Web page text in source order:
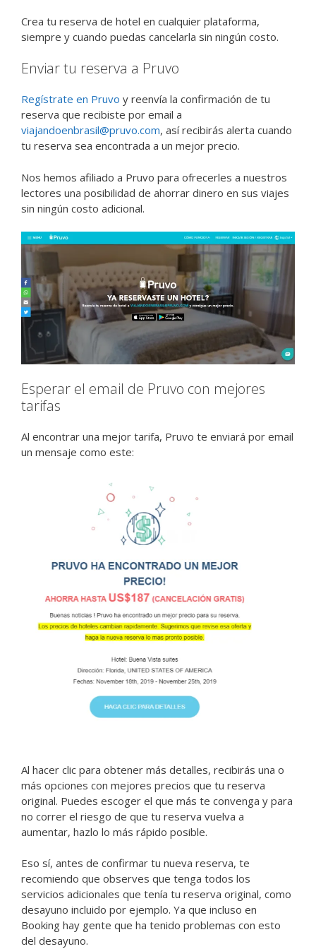
Crea tu reserva de hotel en cualquier plataforma,
siempre y cuando puedas cancelarla sin ningún costo.
Enviar tu reserva a Pruvo
Regístrate en Pruvo y reenvía la confirmación de tu
reserva que recibiste por email a
viajandoenbrasil@pruvo.com, así recibirás alerta cuando
tu reserva sea encontrada a un mejor precio.
Nos hemos afiliado a Pruvo para ofrecerles a nuestros
lectores una posibilidad de ahorrar dinero en sus viajes
sin ningún costo adicional.
Esperar el email de Pruvo con mejores
tarifas
Al encontrar una mejor tarifa, Pruvo te enviará por email
un mensaje como este:
Al hacer clic para obtener más detalles, recibirás una o
más opciones con mejores precios que tu reserva
original. Puedes escoger el que más te convenga y para
no correr el riesgo de que tu reserva vuelva a
aumentar, hazlo lo más rápido posible.
Eso sí, antes de confirmar tu nueva reserva, te
recomiendo que observes que tenga todos los
servicios adicionales que tenía tu reserva original, como
desayuno incluido por ejemplo. Ya que incluso en
Booking hay gente que ha tenido problemas con esto
del desayuno.